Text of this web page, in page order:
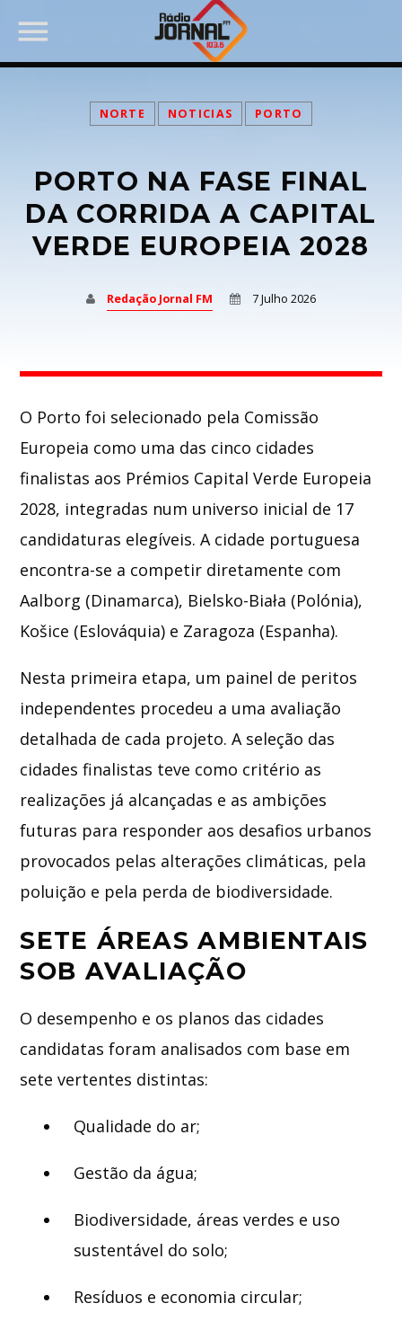
PARTILHAR:
Whatsapp
NORTE NOTICIAS PORTO
PORTO NA FASE FINAL
DA CORRIDA A CAPITAL
VERDE EUROPEIA 2028
Redação Jornal FM 7 Julho 2026
O Porto foi selecionado pela Comissão
Europeia como uma das cinco cidades
finalistas aos Prémios Capital Verde Europeia
2028, integradas num universo inicial de 17
candidaturas elegíveis. A cidade portuguesa
encontra-se a competir diretamente com
Aalborg (Dinamarca), Bielsko-Biała (Polónia),
Košice (Eslováquia) e Zaragoza (Espanha).
Nesta primeira etapa, um painel de peritos
independentes procedeu a uma avaliação
detalhada de cada projeto. A seleção das
cidades finalistas teve como critério as
realizações já alcançadas e as ambições
futuras para responder aos desafios urbanos
provocados pelas alterações climáticas, pela
poluição e pela perda de biodiversidade.
SETE ÁREAS AMBIENTAIS
SOB AVALIAÇÃO
O desempenho e os planos das cidades
candidatas foram analisados com base em
sete vertentes distintas:
Qualidade do ar;
Gestão da água;
Biodiversidade, áreas verdes e uso
sustentável do solo;
Resíduos e economia circular;